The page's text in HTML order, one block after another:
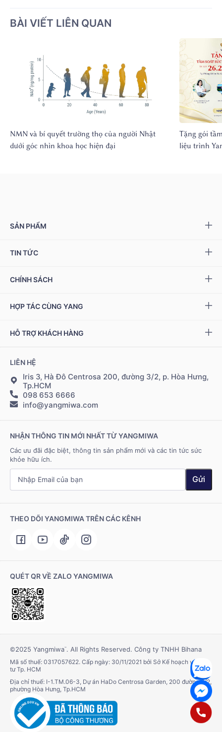
BÀI VIẾT LIÊN QUAN
NMN và bí quyết trường thọ của người Nhật
dưới góc nhìn khoa học hiện đại
Tặng gói
liệu trình
SẢN PHẨM
Yang NMN™ 15000 mg
Ziptamin
Bộ kiểm tra NAD +
TIN TỨC
Sự kiện & Ưu đãi
Tuyển dụng
CHÍNH SÁCH
Giải quyết khiếu nại
Điều khoản sử dụng
HỢP TÁC CÙNG YANG
Chính sách đại lý
HỖ TRỢ KHÁCH HÀNG
Đặt hàng & thanh toán
Giao hàng & vận chuyển
Hệ thống điểm bán
LIÊN HỆ
Iris 3, Hà Đô Centrosa 200, đường 3/2, p. Hòa Hưng,
Tp.HCM
098 653 6666
info@yangmiwa.com
NHẬN THÔNG TIN MỚI NHẤT TỪ YANGMIWA
Các ưu đãi đặc biệt, thông tin sản phẩm mới và các tin tức sức
khỏe hữu ích.
Gửi
THEO DÕI YANGMIWA TRÊN CÁC KÊNH
QUÉT QR VỀ ZALO YANGMIWA
©2025 Yangmiwa™. All Rights Reserved. Công ty TNHH Bihana
Mã số thuế: 0317057622. Cấp ngày: 30/11/2021 bởi Sở Kế hoạch và Đầu
tư Tp. HCM
Địa chỉ thuế: I-1.TM.06-3, Dự án HaDo Centrosa Garden, 200 đường 3/2,
phường Hòa Hưng, Tp.HCM